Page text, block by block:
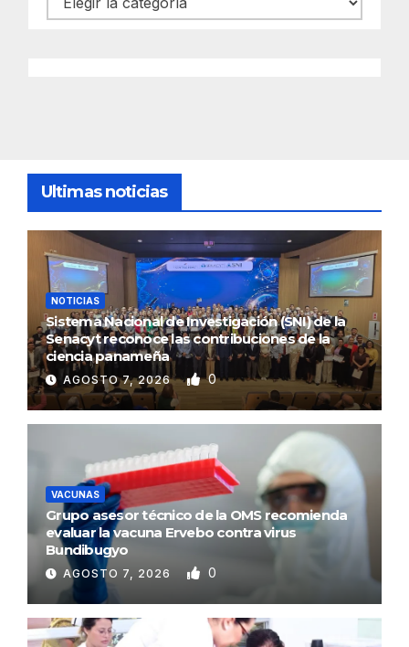
Ultimas noticias
NOTICIAS
Sistema Nacional de Investigación (SNI) de la
Senacyt reconoce las contribuciones de la
ciencia panameña
AGOSTO 7, 2026 0
VACUNAS
Grupo asesor técnico de la OMS recomienda
evaluar la vacuna Ervebo contra virus
Bundibugyo
AGOSTO 7, 2026 0